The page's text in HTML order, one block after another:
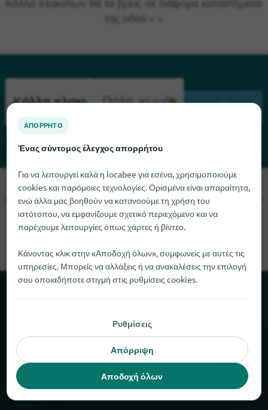
Λυπούμαστε, δεν μπορούμε να βρούμε το Κόλλα πλακιδίων
αυτή τη στιγμή. Αν γνωρίζετε πού μπορείτε να βρείτε το Κόλλα
πλακιδίων, θα χαρούμε πολύ αν μας ενημερώσετε.
Σχετικά με το locabee
Συνεργάτες
Νομικό
ΑΠΌΡΡΗΤΟ
Ένας σύντομος έλεγχος απορρήτου
Για να λειτουργεί καλά η locabee για εσένα, χρησιμοποιούμε
cookies και παρόμοιες τεχνολογίες. Ορισμένα είναι απαραίτητα,
ενώ άλλα μας βοηθούν να κατανοούμε τη χρήση του
ιστότοπου, να εμφανίζουμε σχετικό περιεχόμενο και να
παρέχουμε λειτουργίες όπως χάρτες ή βίντεο.
Κάνοντας κλικ στην «Αποδοχή όλων», συμφωνείς με αυτές τις
υπηρεσίες. Μπορείς να αλλάξεις ή να ανακαλέσεις την επιλογή
σου οποιαδήποτε στιγμή στις ρυθμίσεις cookies.
Ρυθμίσεις
Απόρριψη
Αποδοχή όλων